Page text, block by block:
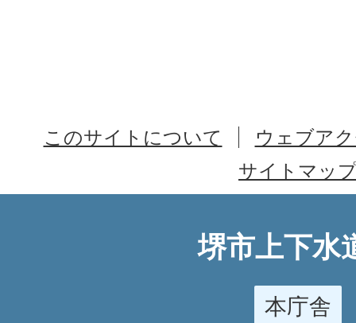
このサイトについて
ウェブア
サイトマッ
堺市上下水
本庁舎